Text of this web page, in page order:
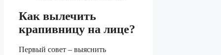
Как вылечить
крапивницу на лице?
Первый совет – выяснить